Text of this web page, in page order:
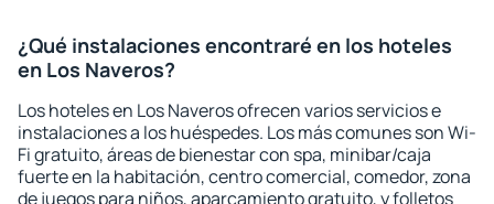
¿Qué instalaciones encontraré en los hoteles
en Los Naveros?
Los hoteles en Los Naveros ofrecen varios servicios e
instalaciones a los huéspedes. Los más comunes son Wi-
Fi gratuito, áreas de bienestar con spa, minibar/caja
fuerte en la habitación, centro comercial, comedor, zona
de juegos para niños, aparcamiento gratuito, y folletos